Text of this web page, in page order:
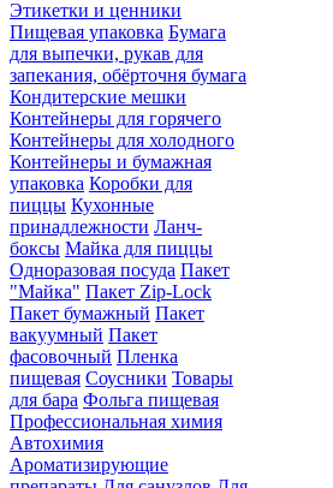
Этикетки и ценники
Пищевая упаковка Бумага
для выпечки, рукав для
запекания, обёрточня бумага
Кондитерские мешки
Контейнеры для горячего
Контейнеры для холодного
Контейнеры и бумажная
упаковка Коробки для
пиццы Кухонные
принадлежности Ланч-
боксы Майка для пиццы
Одноразовая посуда Пакет
"Майка" Пакет Zip-Lock
Пакет бумажный Пакет
вакуумный Пакет
фасовочный Пленка
пищевая Соусники Товары
для бара Фольга пищевая
Профессиональная химия
Автохимия
Ароматизирующие